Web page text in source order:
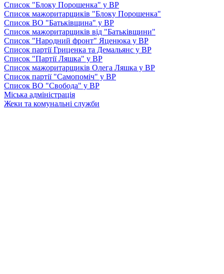
Список "Блоку Порошенка" у ВР
Список мажоритарщиків "Блоку Порошенка"
Список ВО "Батьківщина" у ВР
Список мажоритарщиків від "Батьківщини"
Список "Народний фронт" Яценюка у ВР
Список партії Гриценка та Демальянс у ВР
Список "Партії Ляшка" у ВР
Список мажоритарщиків Олега Ляшка у ВР
Список партії "Самопоміч" у ВР
Список ВО "Свобода" у ВР
Міська адміністрація
Жеки та комунальні служби